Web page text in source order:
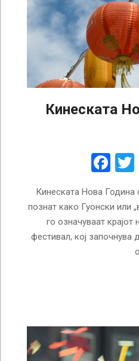
Кинеската
Кинеската Нова Година
познат како Гуонски или
го означуваат
фестивал, кој